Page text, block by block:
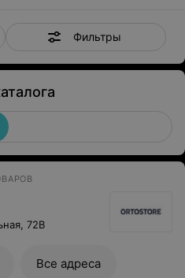
Фильтры
72В
Все адреса